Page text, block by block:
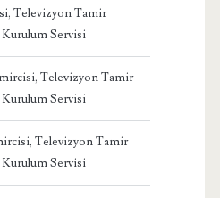
Televizyon Tamir
Servisi
Televizyon Tamir
Servisi
Televizyon Tamir
Servisi